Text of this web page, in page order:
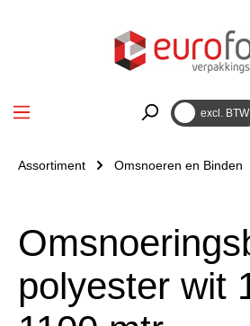
excl. BTW
Assortiment Omsnoeren en Binden
polyester wit